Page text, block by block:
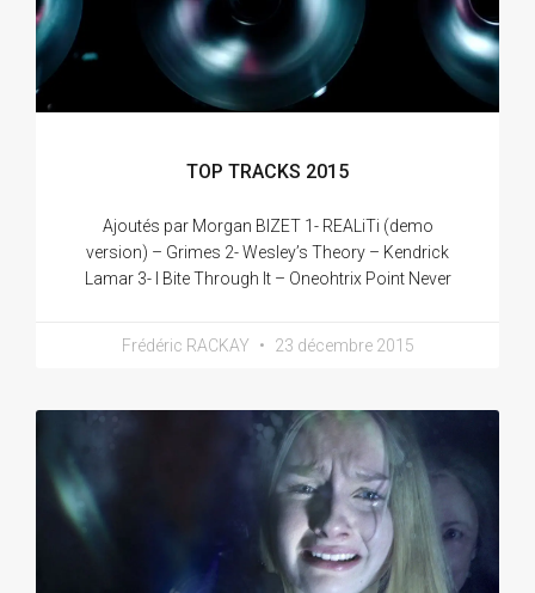
TOP TRACKS 2015
Ajoutés par Morgan BIZET 1- REALiTi (demo
version) – Grimes 2- Wesley’s Theory – Kendrick
Lamar 3- I Bite Through It – Oneohtrix Point Never
Frédéric RACKAY 23 décembre 2015